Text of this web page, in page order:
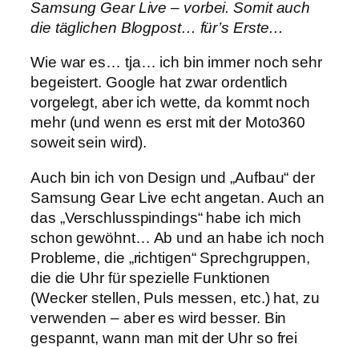
Samsung Gear Live – vorbei. Somit auch
die täglichen Blogpost… für’s Erste…
Wie war es… tja… ich bin immer noch sehr
begeistert. Google hat zwar ordentlich
vorgelegt, aber ich wette, da kommt noch
mehr (und wenn es erst mit der Moto360
soweit sein wird).
Auch bin ich von Design und „Aufbau“ der
Samsung Gear Live echt angetan. Auch an
das „Verschlusspindings“ habe ich mich
schon gewöhnt… Ab und an habe ich noch
Probleme, die „richtigen“ Sprechgruppen,
die die Uhr für spezielle Funktionen
(Wecker stellen, Puls messen, etc.) hat, zu
verwenden – aber es wird besser. Bin
gespannt, wann man mit der Uhr so frei